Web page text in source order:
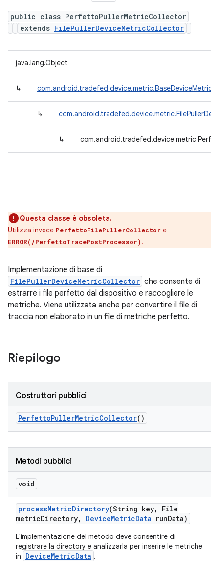
public class PerfettoPullerMetricCollector
extends FilePullerDeviceMetricCollector
java.lang.Object
↳
↳
↳
Questa classe è obsoleta.
Utilizza invece PerfettoFilePullerCollector e
ERROR(/PerfettoTracePostProcessor).
Implementazione di base di
FilePullerDeviceMetricCollector che consente di
estrarre i file perfetto dal dispositivo e raccogliere le
metriche. Viene utilizzata anche per convertire il file di
traccia non elaborato in un file di metriche perfetto.
Riepilogo
Costruttori pubblici
PerfettoPullerMetricCollector()
Metodi pubblici
void
processMetricDirectory(String key,
File
metricDirectory, DeviceMetricData runData)
L'implementazione del metodo deve consentire di
registrare la directory e analizzarla per inserire le metriche
in
DeviceMetricData .